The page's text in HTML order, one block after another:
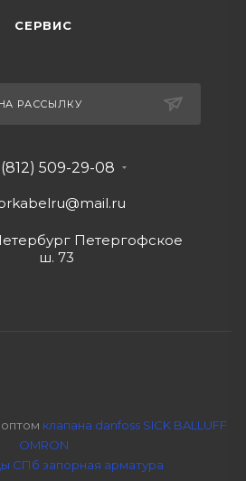
СЕРВИС
РАССЫЛКУ
509-29-08
@mail.ru
Петергофское
ш. 73
клапана danfoss SICK BALLUFF
OMRON
СПб запорная арматура